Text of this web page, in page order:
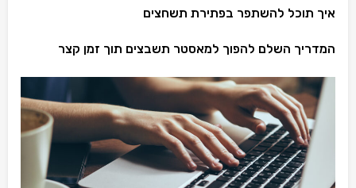
איך תוכל להשתפר בפתירת תשחצים
המדריך השלם להפוך למאסטר תשבצים תוך זמן קצר